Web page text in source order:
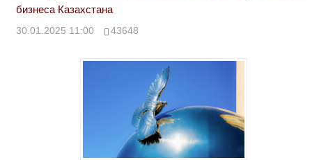
бизнеса Казахстана
30.01.2025 11:00 43648